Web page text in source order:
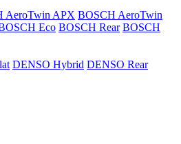
AeroTwin APX BOSCH AeroTwin
Eco BOSCH Rear BOSCH
DENSO Hybrid DENSO Rear